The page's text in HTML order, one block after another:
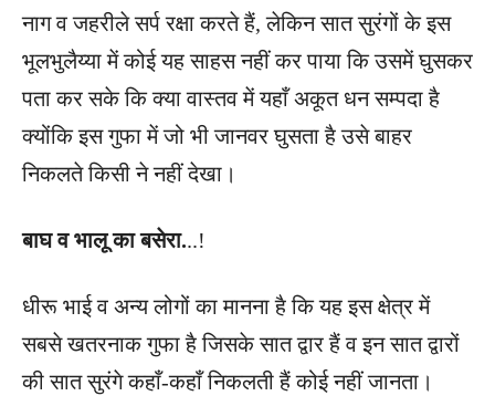
नाग व जहरीले सर्प रक्षा करते हैं, लेकिन सात सुरंगों के इस
भूलभुलैय्या में कोई यह साहस नहीं कर पाया कि उसमें घुसकर
पता कर सके कि क्या वास्तव में यहाँ अकूत धन सम्पदा है
क्योंकि इस गुफा में जो भी जानवर घुसता है उसे बाहर
निकलते किसी ने नहीं देखा।
बाघ व भालू का बसेरा...!
धीरू भाई व अन्य लोगों का मानना है कि यह इस क्षेत्र में
सबसे खतरनाक गुफा है जिसके सात द्वार हैं व इन सात द्वारों
की सात सुरंगे कहाँ-कहाँ निकलती हैं कोई नहीं जानता।